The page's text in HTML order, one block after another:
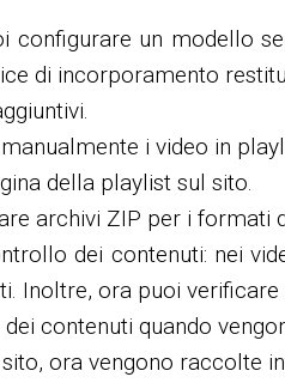
un modello
di incorporamento
i video in
della playlist sul sito.
archivi ZIP per i
dei contenuti: nei
Inoltre, ora puoi
contenuti quando
ora vengono raccolte